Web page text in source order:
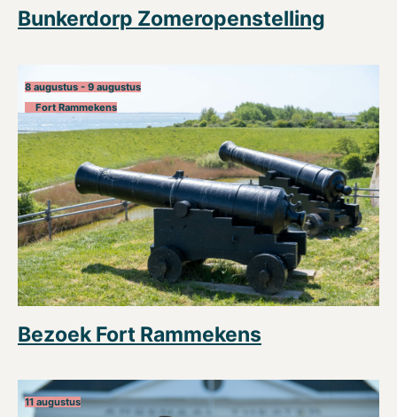
Bunkerdorp Zomeropenstelling
8 augustus - 9 augustus
Fort Rammekens
Bezoek Fort Rammekens
11 augustus